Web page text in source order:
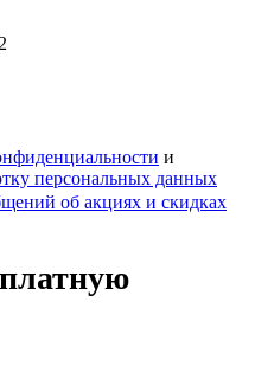
и
персональных данных
об акциях и скидках